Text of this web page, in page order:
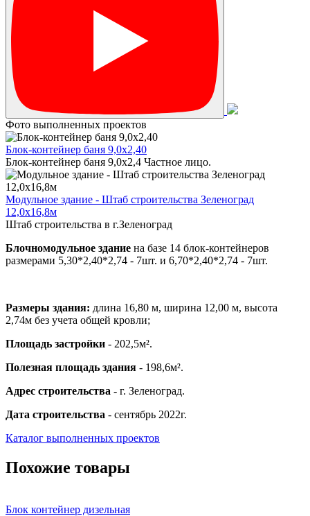
Фото выполненных проектов
Блок-контейнер баня 9,0х2,40
Блок-контейнер баня 9,0х2,4 Частное лицо.
Модульное здание - Штаб строительства Зеленоград
12,0х16,8м
Штаб строительства в г.Зеленоград
Блочномодульное здание на базе 14 блок-контейнеров
размерами 5,30*2,40*2,74 - 7шт. и 6,70*2,40*2,74 - 7шт.
Размеры здания: длина 16,80 м, ширина 12,00 м, высота
2,74м без учета общей кровли;
Площадь застройки - 202,5м².
Полезная площадь здания - 198,6м².
Адрес строительства - г. Зеленоград.
Дата строительства - сентябрь 2022г.
Каталог выполненных проектов
Похожие товары
Блок контейнер дизельная